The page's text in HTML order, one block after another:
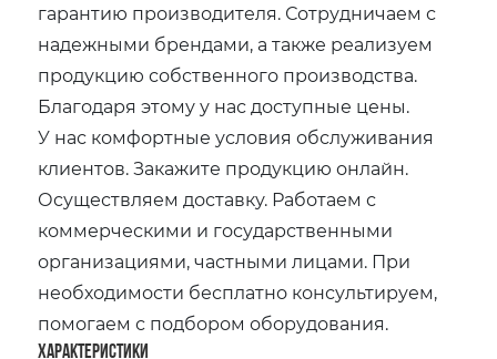
гарантию производителя. Сотрудничаем с
надежными брендами, а также реализуем
продукцию собственного производства.
Благодаря этому у нас доступные цены.
У нас комфортные условия обслуживания
клиентов. Закажите продукцию онлайн.
Осуществляем доставку. Работаем с
коммерческими и государственными
организациями, частными лицами. При
необходимости бесплатно консультируем,
помогаем с подбором оборудования.
Характеристики